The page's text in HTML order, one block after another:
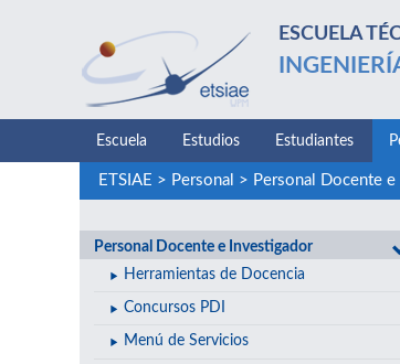
ESCUELA
Escuela Estudios Estudiantes
ETSIAE > Personal > Personal Docente
Personal Docente e Investigador
Herramientas de Docencia
Concursos PDI
Menú de Servicios